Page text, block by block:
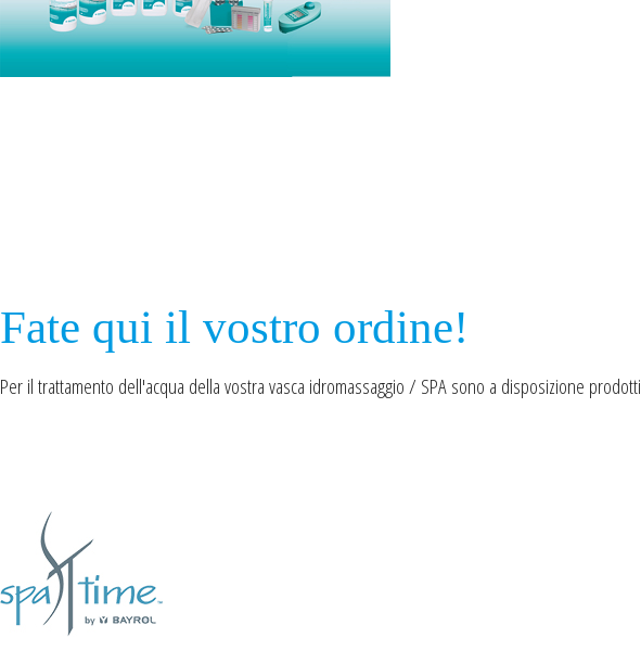
Fate qui il vostro ordine!
Per il trattamento dell'acqua della vostra vasca idromassaggio / SPA sono a disposizione prodotti